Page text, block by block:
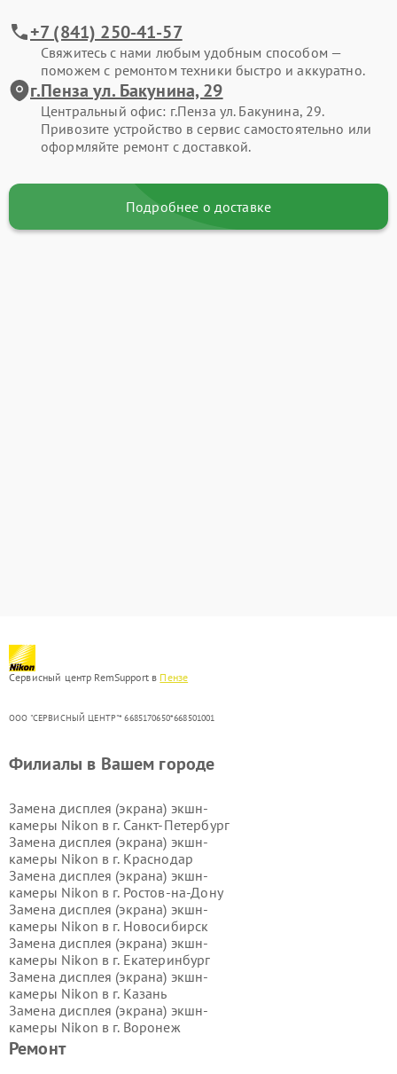
+7 (841) 250-41-57
Свяжитесь с нами любым удобным способом —
поможем с ремонтом техники быстро и аккуратно.
г.Пенза ул. Бакунина, 29
Центральный офис: г.Пенза ул. Бакунина, 29.
Привозите устройство в сервис самостоятельно или
оформляйте ремонт с доставкой.
Подробнее о доставке
Сервисный центр RemSupport в Пензе
ООО "СЕРВИСНЫЙ ЦЕНТР"* 6685170650*668501001
Ремонт
Филиалы в Вашем городе
Замена дисплея (экрана) экшн-
камеры Nikon в г. Санкт-Петербург
Замена дисплея (экрана) экшн-
камеры Nikon в г. Краснодар
Замена дисплея (экрана) экшн-
камеры Nikon в г. Ростов-на-Дону
Замена дисплея (экрана) экшн-
камеры Nikon в г. Новосибирск
Замена дисплея (экрана) экшн-
камеры Nikon в г. Екатеринбург
Замена дисплея (экрана) экшн-
камеры Nikon в г. Казань
Замена дисплея (экрана) экшн-
камеры Nikon в г. Воронеж
Замена дисплея (экрана) экшн-